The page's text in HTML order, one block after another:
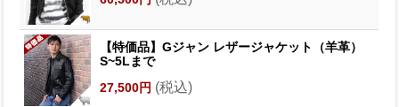
【特価品】Gジャン レザージャケット（羊革）
S~5Lまで
27,500円 (税込)